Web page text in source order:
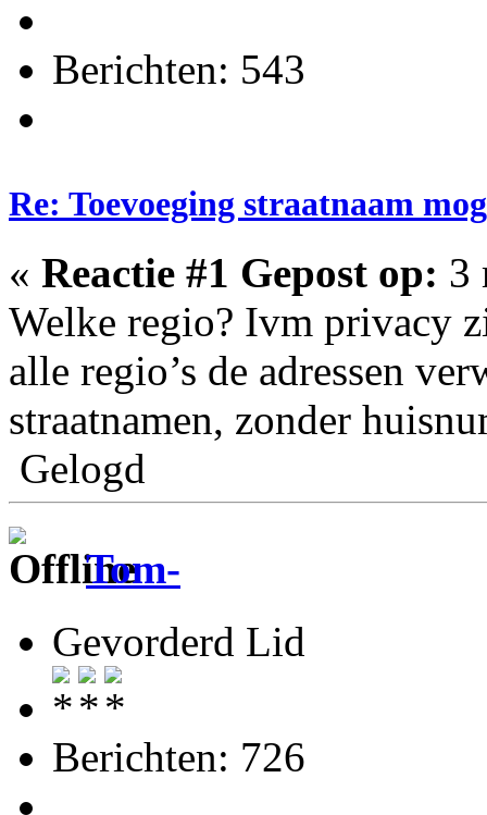
Berichten: 543
Re: Toevoeging straatnaam
« Reactie #1 Gepost op: 3
Welke regio? Ivm privacy
alle regio’s de adressen
straatnamen, zonder
Gelogd
Tom-
Gevorderd Lid
Berichten: 726